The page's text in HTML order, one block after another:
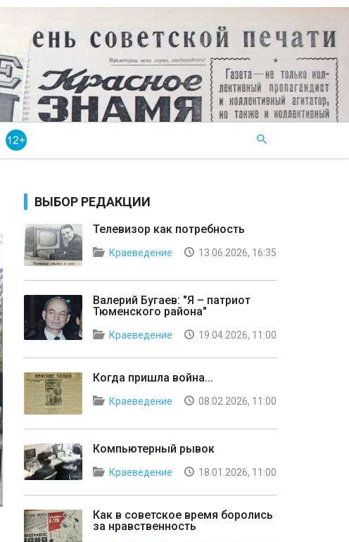
ВЫБОР РЕДАКЦИИ
Телевизор как потребность
Краеведение 13.06.2026, 16:35
Валерий Бугаев: "Я – патриот
Тюменского района"
Краеведение 19.04.2026, 11:00
Когда пришла война...
Краеведение 08.02.2026, 11:00
Компьютерный рывок
Краеведение 18.01.2026, 11:00
Как в советское время боролись
за нравственность